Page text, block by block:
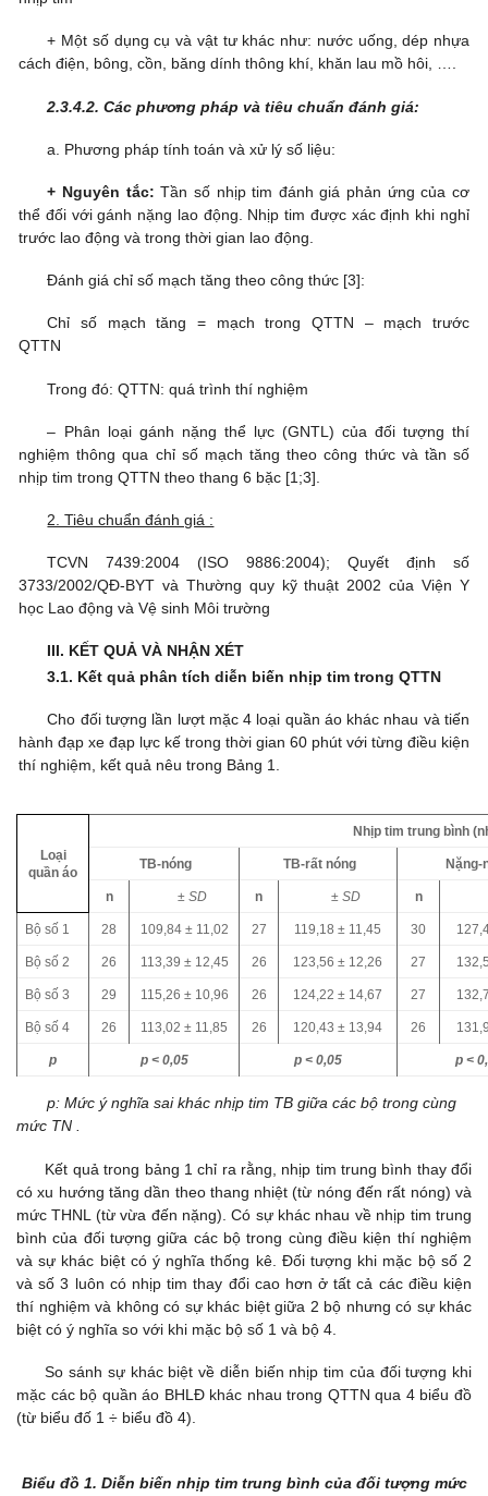
+ Một số dụng cụ và vật tư khác như: nước uống, dép nhựa
cách điện, bông, cồn, băng dính thông khí, khăn lau mồ hôi, ….
2.3.4.2. Các phương pháp và tiêu chuẩn đánh giá:
a. Phương pháp tính toán và xử lý số liệu:
+ Nguyên tắc:Tần số nhịp tim đánh giá phản ứng của cơ
thể đối với gánh nặng lao động. Nhịp tim được xác định khi nghỉ
trước lao động và trong thời gian lao động.
Đánh giá chỉ số mạch tăng theo công thức [3]:
Chỉ số mạch tăng = mạch trong QTTN – mạch trước
QTTN
Trong đó: QTTN: quá trình thí nghiệm
– Phân loại gánh nặng thể lực (GNTL) của đối tượng thí
nghiệm thông qua chỉ số mạch tăng theo công thức và tần số
nhịp tim trong QTTN theo thang 6 bặc [1;3].
2. Tiêu chuẩn đánh giá :
TCVN 7439:2004 (ISO 9886:2004); Quyết định số
3733/2002/QĐ-BYT và Thường quy kỹ thuật 2002 của Viện Y
học Lao động và Vệ sinh Môi trường
III. KẾT QUẢ VÀ NHẬN XÉT
3.1. Kết quả phân tích diễn biến nhịp tim trong QTTN
Cho đối tượng lần lượt mặc 4 loại quần áo khác nhau và tiến
hành đạp xe đạp lực kế trong thời gian 60 phút với từng điều kiện
thí nghiệm, kết quả nêu trong Bảng 1.
Loại
quần áo
Nhịp tim trung bình
TB-nóng TB-rất nóng Nặng-
n ± SD n ± SD n
Bộ số 1 28 109,84 ± 11,02 27 119,18 ± 11,45 30
Bộ số 2 26 113,39 ± 12,45 26 123,56 ± 12,26 27
Bộ số 3 29 115,26 ± 10,96 26 124,22 ± 14,67 27
Bộ số 4 26 113,02 ± 11,85 26 120,43 ± 13,94 26
p p < 0,05 p < 0,05 p <
p: Mức ý nghĩa sai khác nhịp tim TB giữa các bộ trong cùng
mức TN .
Kết quả trong bảng 1 chỉ ra rằng, nhịp tim trung bình thay đổi
có xu hướng tăng dần theo thang nhiệt (từ nóng đến rất nóng) và
mức THNL (từ vừa đến nặng). Có sự khác nhau về nhịp tim trung
bình của đối tượng giữa các bộ trong cùng điều kiện thí nghiệm
và sự khác biệt có ý nghĩa thống kê. Đối tượng khi mặc bộ số 2
và số 3 luôn có nhịp tim thay đổi cao hơn ở tất cả các điều kiện
thí nghiệm và không có sự khác biệt giữa 2 bộ nhưng có sự khác
biệt có ý nghĩa so với khi mặc bộ số 1 và bộ 4.
So sánh sự khác biệt về diễn biến nhịp tim của đối tượng khi
mặc các bộ quần áo BHLĐ khác nhau trong QTTN qua 4 biểu đồ
(từ biểu đố 1 ÷ biểu đồ 4).
Biểu đồ 1. Diễn biến nhịp tim trung bình của đối tượng mức